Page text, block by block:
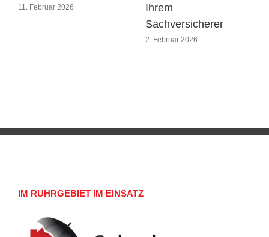
11. Februar 2026
Ihrem
Sachversicherer
2. Februar 2026
IM RUHRGEBIET IM EINSATZ